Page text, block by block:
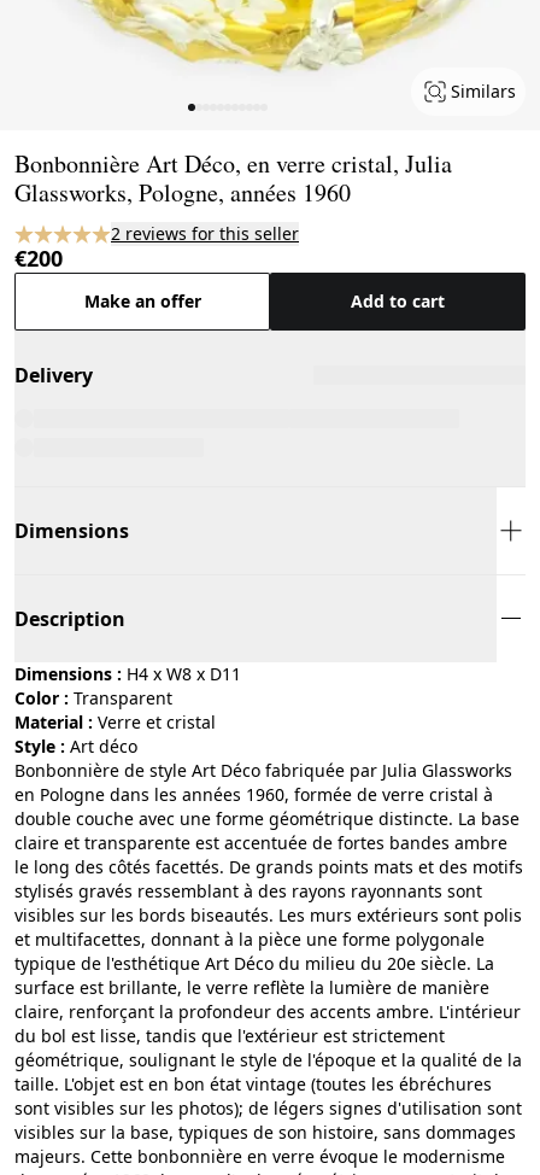
Similars
Bonbonnière Art Déco, en verre cristal, Julia
Glassworks, Pologne, années 1960
2 reviews for this seller
€200
Make an offer Add to cart
Delivery
Dimensions
Description
Dimensions : H4 x W8 x D11
Color :
transparent
Material :
verre et cristal
Style :
art déco
Bonbonnière de style Art Déco fabriquée par Julia Glassworks
en Pologne dans les années 1960, formée de verre cristal à
double couche avec une forme géométrique distincte. La base
claire et transparente est accentuée de fortes bandes ambre
le long des côtés facettés. De grands points mats et des motifs
stylisés gravés ressemblant à des rayons rayonnants sont
visibles sur les bords biseautés. Les murs extérieurs sont polis
et multifacettes, donnant à la pièce une forme polygonale
typique de l'esthétique Art Déco du milieu du 20e siècle. La
surface est brillante, le verre reflète la lumière de manière
claire, renforçant la profondeur des accents ambre. L'intérieur
du bol est lisse, tandis que l'extérieur est strictement
géométrique, soulignant le style de l'époque et la qualité de la
taille. L'objet est en bon état vintage (toutes les ébréchures
sont visibles sur les photos); de légers signes d'utilisation sont
visibles sur la base, typiques de son histoire, sans dommages
majeurs. Cette bonbonnière en verre évoque le modernisme